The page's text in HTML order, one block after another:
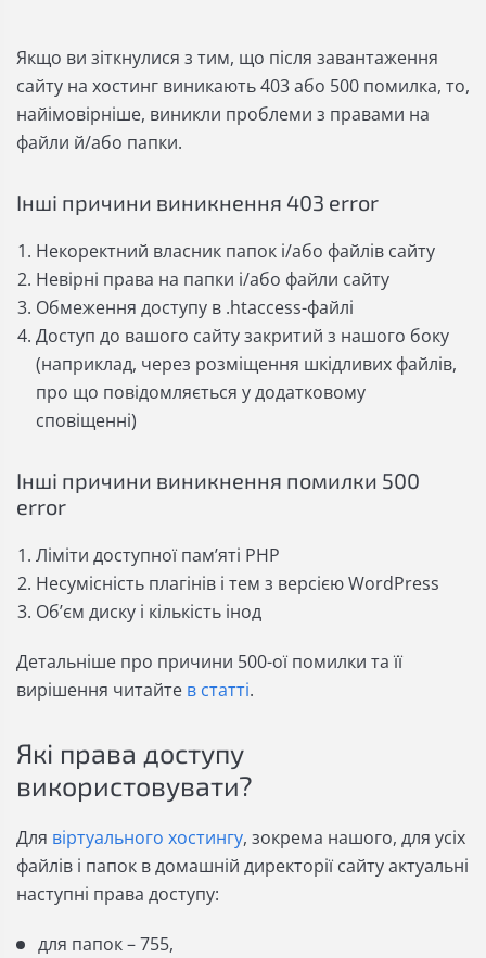
Якщо ви зіткнулися з тим, що після завантаження
сайту на хостинг виникають 403 або 500 помилка, то,
найімовірніше, виникли проблеми з правами на
файли й/або папки.
Інші причини виникнення 403 error
Некоректний власник папок і/або файлів сайту
Невірні права на папки і/або файли сайту
Обмеження доступу в .htaccess-файлі
Доступ до вашого сайту закритий з нашого боку
(наприклад, через розміщення шкідливих файлів,
про що повідомляється у додатковому
сповіщенні)
Інші причини виникнення помилки 500
error
Ліміти доступної пам’яті PHP
Несумісність плагінів і тем з версією WordPress
Об’єм диску і кількість інод
Детальніше про причини 500-ої помилки та її
вирішення читайте в статті.
Які права доступу
використовувати?
Для віртуального хостингу, зокрема нашого, для усіх
файлів і папок в домашній директорії сайту актуальні
наступні права доступу:
для папок – 755,